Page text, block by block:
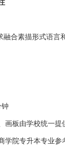
合素描形式语言和
板由学校统一提
院专升本专业参